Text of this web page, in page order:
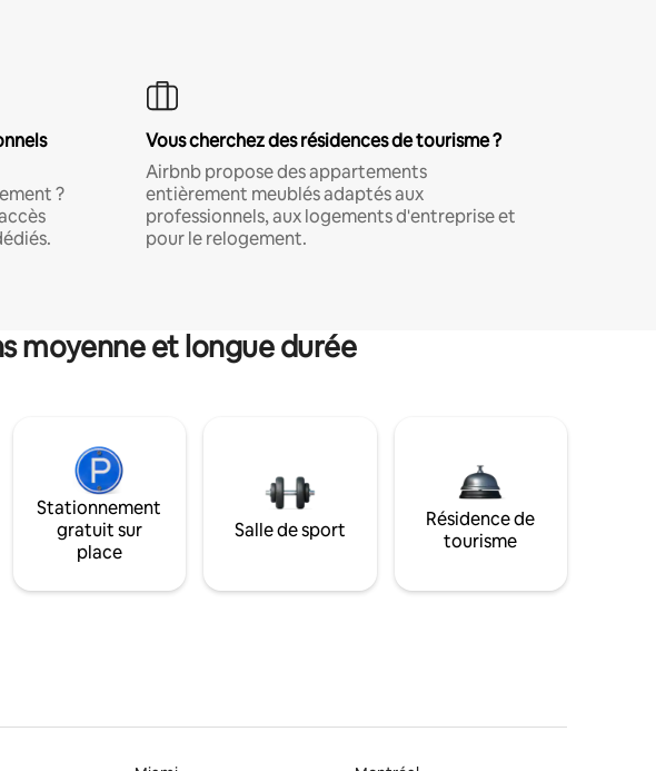
?
Vous cherchez des résidences de tourisme ?
Airbnb propose des appartements
entièrement meublés adaptés aux
professionnels, aux logements d'entreprise et
pour le relogement.
moyenne et longue durée
Stationnement
gratuit sur
place
Salle de sport
Résidence de
tourisme